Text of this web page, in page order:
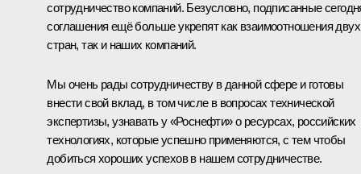
сотрудничество компаний. Безусловно, подписанные
соглашения ещё больше укрепят как взаимоотношения двух
стран, так и наших компаний.
Мы очень рады сотрудничеству в данной сфере и готовы
внести свой вклад, в том числе в вопросах технической
экспертизы, узнавать у «Роснефти» о ресурсах, российских
технологиях, которые успешно применяются, с тем чтобы
добиться хороших успехов в нашем сотрудничестве.